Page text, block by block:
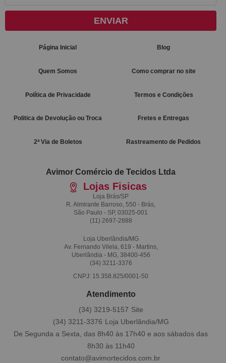
ENVIAR
Página Inicial Blog
Quem Somos Como comprar no site
Política de Privacidade Termos e Condições
Politica de Devolução ou Troca Fretes e Entregas
2ª Via de Boletos Rastreamento de Pedidos
Avimor Comércio de Tecidos Ltda
Lojas Fisicas
Loja Brás/SP
R. Almirante Barroso, 550 - Brás,
São Paulo - SP, 03025-001
(11) 2697-2888
Loja Uberlândia/MG
Av. Fernando Vilela, 619 - Martins,
Uberlândia - MG, 38400-456
(34) 3211-3376
CNPJ: 15.358.825/0001-50
Atendimento
(34) 3211-3376
(34) 3219-5157
De Segunda a Sexta, das 8h40 às 17h40 e aos sábados das
8h30 às 11h40
contato@avimortecidos.com.br